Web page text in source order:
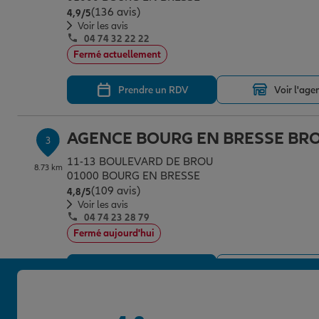
4,9/5Note de 4.9 sur 5
(136 avis)
Voir les avis
04 74 32 22 22
Fermé actuellement
Prendre un RDV Voir
3
8.73 km
AGENCE BOURG EN BRESSE
11-13 BOULEVARD DE BROU
01000 BOURG EN BRESSE
4,8/5Note de 4.8 sur 5
(109 avis)
Voir les avis
04 74 23 28 79
Fermé aujourd'hui
Prendre un RDV Voir